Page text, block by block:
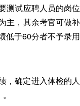
测试应聘人员的岗
主，其余考官可做
低于60分者不予录
确定进入体检的